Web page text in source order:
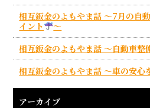
相互鈑金のよもやま話 ～7月の自
イント
～
相互鈑金のよもやま話 ～自動車整
相互鈑金のよもやま話 ～車の安心
アーカイブ